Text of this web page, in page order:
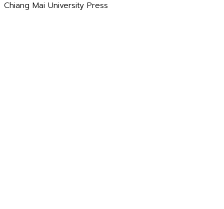
Chiang Mai University Press